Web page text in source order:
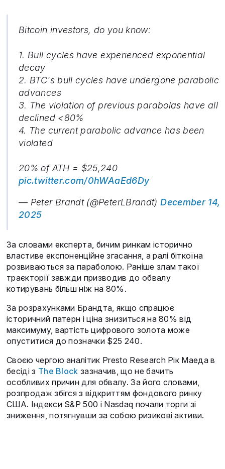
Bitcoin investors, do you know:
1. Bull cycles have experienced exponential
decay
2. BTC's bull cycles have undergone parabolic
advances
3. The violation of previous parabolas have all
declined <80%
4. The current parabolic advance has been
violated
20% of ATH = $25,240
pic.twitter.com/0hWAaEd6Dy
— Peter Brandt (@PeterLBrandt)December 14,
2025
За словами експерта, бичим ринкам історично
властиве експоненційне згасання, а ралі біткоїна
розвиваються за параболою. Раніше злам такої
траєкторії завжди призводив до обвалу
котирувань більш ніж на 80%.
За розрахунками Брандта, якщо спрацює
історичний патерн і ціна знизиться на 80% від
максимуму, вартість цифрового золота може
опуститися до позначки $25 240.
Своєю чергою аналітик Presto Research Рік Маеда в
бесіді з The Block зазначив, що не бачить
особливих причин для обвалу. За його словами,
розпродаж збігся з відкриттям фондового ринку
США. Індекси S&P 500 і Nasdaq почали торги зі
зниження, потягнувши за собою ризикові активи.